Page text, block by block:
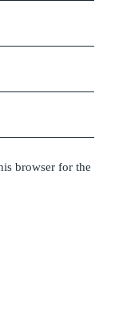
browser for the